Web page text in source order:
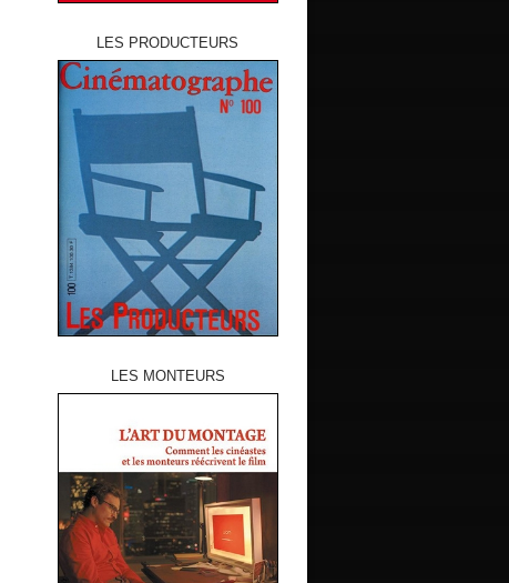
LES PRODUCTEURS
LES MONTEURS